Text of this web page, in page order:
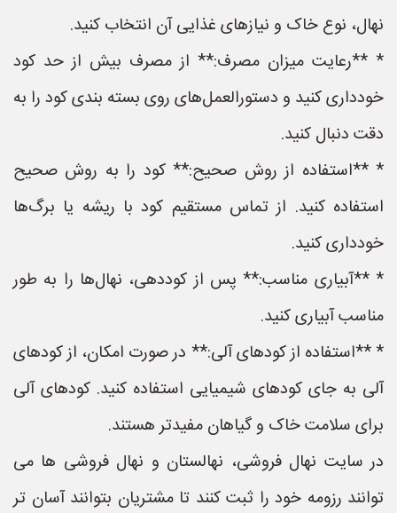
نهال، نوع خاک و نیازهای غذایی آن انتخاب کنید.
* **رعایت میزان مصرف:** از مصرف بیش از حد کود
خودداری کنید و دستورالعمل‌های روی بسته بندی کود را به
دقت دنبال کنید.
* **استفاده از روش صحیح:** کود را به روش صحیح
استفاده کنید. از تماس مستقیم کود با ریشه یا برگ‌ها
خودداری کنید.
* **آبیاری مناسب:** پس از کوددهی، نهال‌ها را به طور
مناسب آبیاری کنید.
* **استفاده از کودهای آلی:** در صورت امکان، از کودهای
آلی به جای کودهای شیمیایی استفاده کنید. کودهای آلی
برای سلامت خاک و گیاهان مفیدتر هستند.
در سایت نهال فروشی، نهالستان و نهال فروشی ها می
توانند رزومه خود را ثبت کنند تا مشتریان بتوانند آسان تر